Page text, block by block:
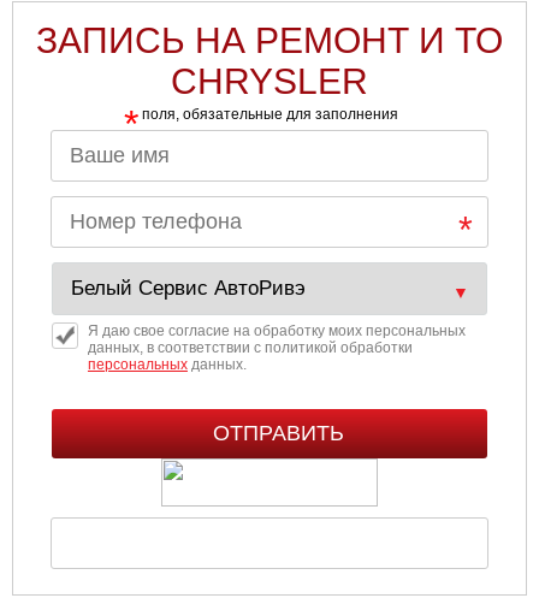
ЗАПИСЬ НА РЕМОНТ И ТО
CHRYSLER
* поля, обязательные для заполнения
Я даю свое согласие на обработку моих персональных
данных, в соответствии с политикой обработки
персональныхданных.